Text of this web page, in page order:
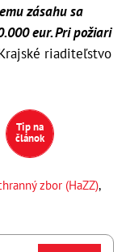
zásahu sa
eur. Pri požiari
riaditeľstvo
Tip na
článok
zbor (HaZZ),